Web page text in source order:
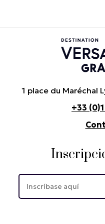
1 place du Maréchal
+33